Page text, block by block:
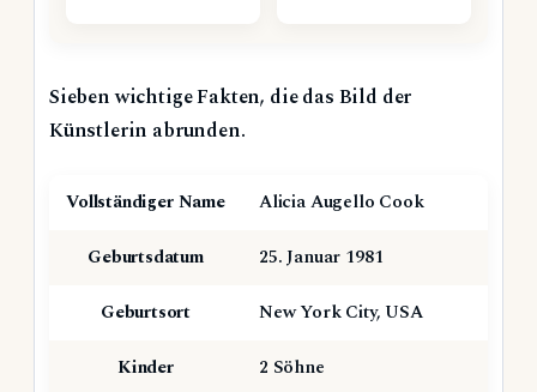
Sieben wichtige Fakten, die das Bild der
Künstlerin abrunden.
Vollständiger Name
Alicia Augello Cook
Geburtsdatum
25. Januar 1981
Geburtsort
New York City, USA
Kinder
2 Söhne